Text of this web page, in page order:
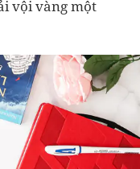
vội vàng một